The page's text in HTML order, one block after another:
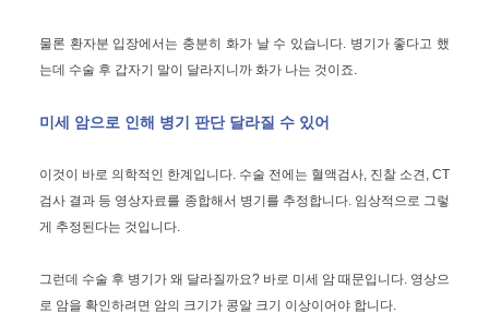
물론 환자분 입장에서는 충분히 화가 날 수 있습니다. 병기가 좋다고 했
는데 수술 후 갑자기 말이 달라지니까 화가 나는 것이죠.
미세 암으로 인해 병기 판단 달라질 수 있어
이것이 바로 의학적인 한계입니다. 수술 전에는 혈액검사, 진찰 소견, CT
검사 결과 등 영상자료를 종합해서 병기를 추정합니다. 임상적으로 그렇
게 추정된다는 것입니다.
그런데 수술 후 병기가 왜 달라질까요? 바로 미세 암 때문입니다. 영상으
로 암을 확인하려면 암의 크기가 콩알 크기 이상이어야 합니다.